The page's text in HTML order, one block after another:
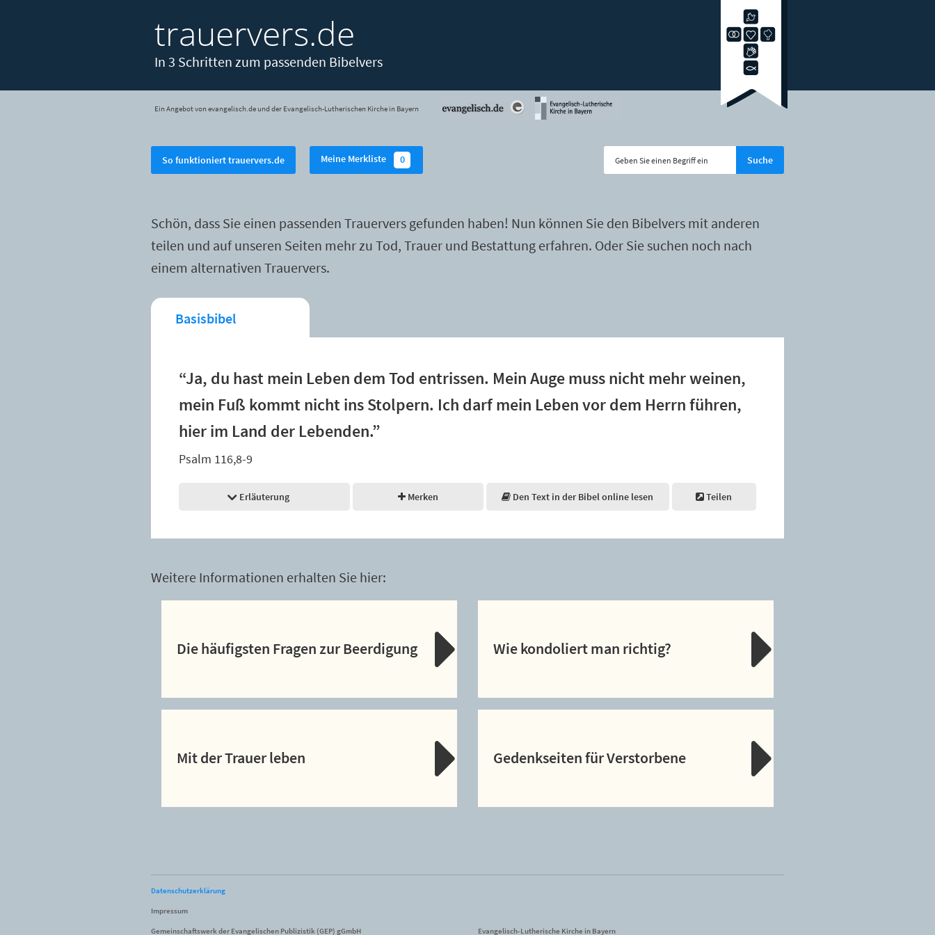
trauervers.de
In 3 Schritten zum passenden Bibelvers
Ein Angebot von evangelisch.de und der Evangelisch-Lutherischen Kirche in Bayern
So funktioniert trauervers.de Meine Merkliste 0
Schön, dass Sie einen passenden Trauervers gefunden haben! Nun können Sie den Bibelvers mit anderen
teilen und auf unseren Seiten mehr zu Tod, Trauer und Bestattung erfahren. Oder Sie suchen noch nach
einem alternativen Trauervers.
Basisbibel
“Ja, du hast mein Leben dem Tod entrissen. Mein Auge muss nicht mehr weinen,
mein Fuß kommt nicht ins Stolpern. Ich darf mein Leben vor dem Herrn führen,
hier im Land der Lebenden.”
Psalm 116,8-9
Erläuterung Merken Den Text in der Bibel online lesen Teilen
Weitere Informationen erhalten Sie hier:
Die häufigsten Fragen zur Beerdigung Wie kondoliert man richtig?
Mit der Trauer leben Gedenkseiten für Verstorbene
Datenschutzerklärung
Impressum
Gemeinschaftswerk der Evangelischen Publizistik (GEP) gGmbH
Evangelisch-Lutherische Kirche in Bayern